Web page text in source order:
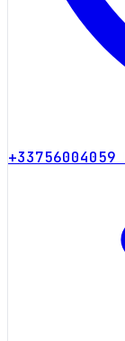
+33756004059